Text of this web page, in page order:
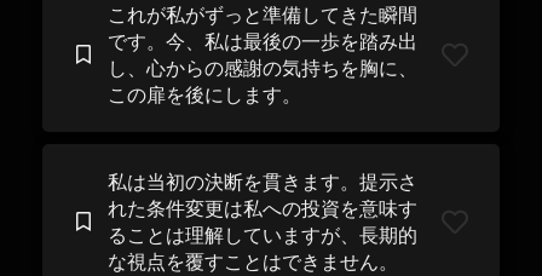
これが私がずっと準備してきた瞬間
です。今、私は最後の一歩を踏み出
し、心からの感謝の気持ちを胸に、
この扉を後にします。
私は当初の決断を貫きます。提示さ
れた条件変更は私への投資を意味す
ることは理解していますが、長期的
な視点を覆すことはできません。